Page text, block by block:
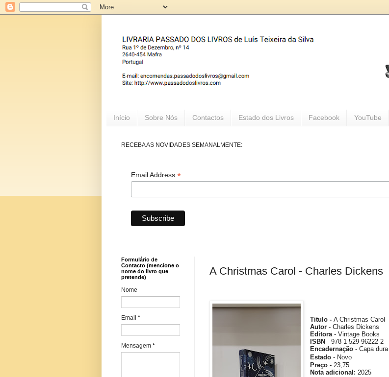
Início Sobre Nós Contactos Estado dos Livros Facebook YouTube
RECEBA AS NOVIDADES SEMANALMENTE:
Email Address *
A Christmas Carol - Charles Dickens
Titulo -A Christmas Carol
Autor - Charles Dickens
Editora- Vintage Books
ISBN - 978-1-529-96222-2
Encadernação - Capa dura
Estado - Novo
Preço - 23,75
Notaadicional :2025
Formulário de
Contacto (mencione o
nome do livro que
pretende)
Nome
Email *
Mensagem *